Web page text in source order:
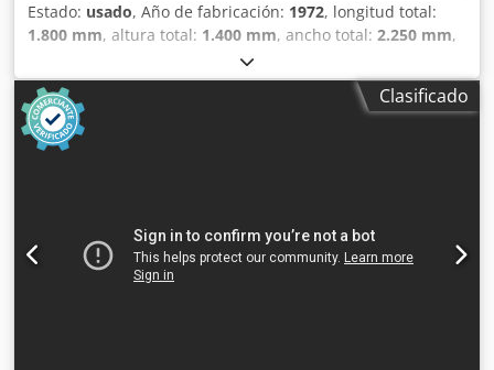
Estado: usado, Año de fabricación: 1972, longitud total:
1.800 mm, altura total: 1.400 mm, ancho total: 2.250 mm,
Color: Verde Peso en vacío: 2000 kg Precio: Consultar - Año
de fabricación: 1972 - Documentación disponible: No -
Certificado CE: No - Sistema de control: Convencional -
Dimensiones de transporte: 1800 mm x 2250 mm x 1400
mm (largo x ancho x alto) - Peso de transporte [kg]: 2000 kg
deducible para las empresas Entrega y aceptación de
vehículos usados posibles en cualquier momento para
todos los productos de la industria Lukas van Rossum
Clasificado